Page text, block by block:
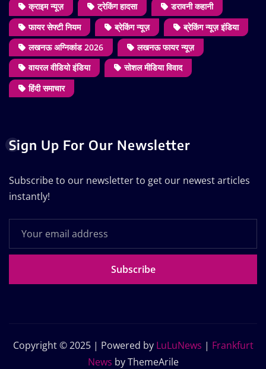
क्राइम न्यूज़
ट्रेकिंग हादसा
डरावनी कहानी
फायर सेफ्टी नियम
ब्रेकिंग न्यूज़
ब्रेकिंग न्यूज़ इंडिया
लखनऊ अग्निकांड 2026
लखनऊ फायर न्यूज़
वायरल वीडियो इंडिया
सोशल मीडिया विवाद
हिंदी समाचार
Sign Up For Our Newsletter
Subscribe to our newsletter to get our newest articles
instantly!
Subscribe
Copyright © 2025 | Powered by LuLuNews | Frankfurt
News by ThemeArile